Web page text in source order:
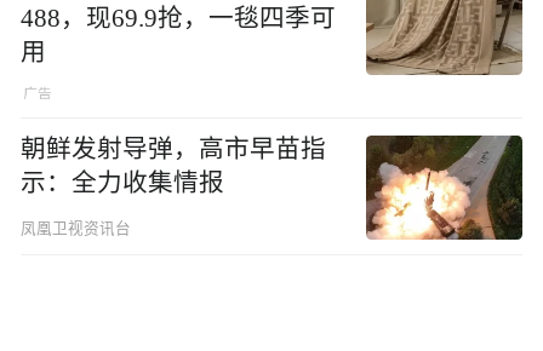
488，现69.9抢，一毯四季可
用
朝鲜发射导弹，高市早苗指
示：全力收集情报
凤凰卫视资讯台